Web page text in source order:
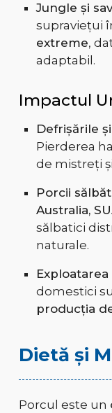
Jungle și
supraviețui
extreme,
adaptabil.
Impactul
Defrișările
Pierderea
de mistreți
Porcii
Australia,
sălbatici
naturale.
domestici
producția
Dietă și
Porcul este un